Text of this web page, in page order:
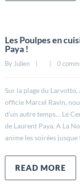
Les Poulpes en
Paya !
By Julien 0
Sur la plage du
officie Marcel Ravin,
d’un autre temps… Le
de Laurent Paya. A La
anime les soirées jusque
READ MORE